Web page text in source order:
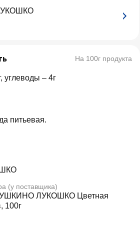
На 100г продукта
углеводы – 4г
питьевая.
(у поставщика)
ЛУКОШКО Цветная
100г